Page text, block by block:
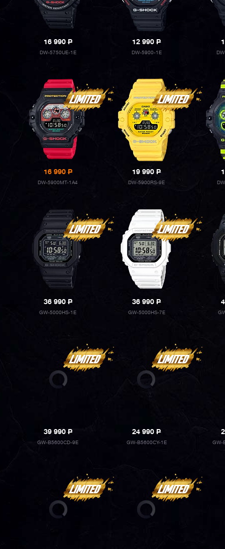
16 990P
DW-5750UE-1E
12 990P
DW-5900-1E
16 990P
DW-5900MT-1A4
19 990P
DW-5900RS-9E
36 990P
GW-5000HS-1E
36 990P
GW-5000HS-7E
39 990P
GW-B5600CD-9E
24 990P
GW-B5600CY-1E GW-